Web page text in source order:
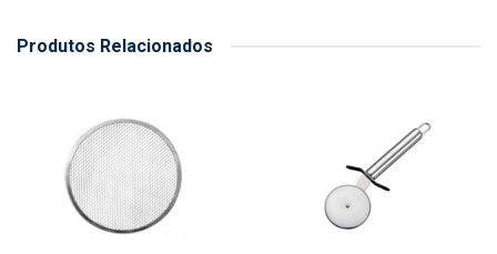
Produtos Relacionados